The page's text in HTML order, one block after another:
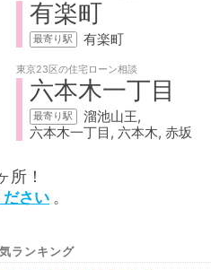
有楽町
有楽町
東京23区の住宅ローン相談
六本木一丁目
溜池山王
六本木一丁目
六本木 赤坂
所！
ださい 。
ランキング